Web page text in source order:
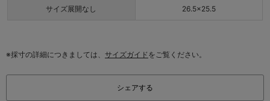
サイズ展開なし 26.5×25.5
※採寸の詳細につきましては、 サイズガイドをご覧ください。
シェアする